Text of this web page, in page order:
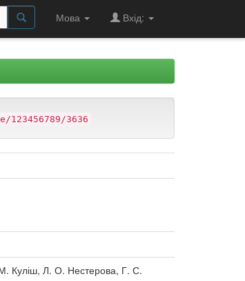
Мова Вхід:
3636
М. Куліш, Л. О. Нестерова, Г. С.